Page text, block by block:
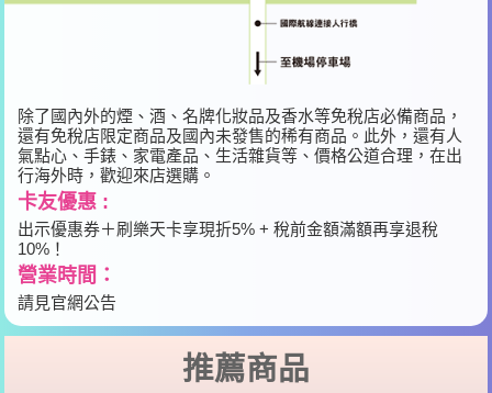
除了國內外的煙、酒、名牌化妝品及香水等免稅店必備商品，
還有免稅店限定商品及國內未發售的稀有商品。此外，還有人
氣點心、手錶、家電產品、生活雜貨等、價格公道合理，在出
行海外時，歡迎來店選購。
卡友優惠 :
出示優惠券＋刷樂天卡享現折5% + 稅前金額滿額再享退稅
10%！
營業時間：
請見官網公告
推薦商品